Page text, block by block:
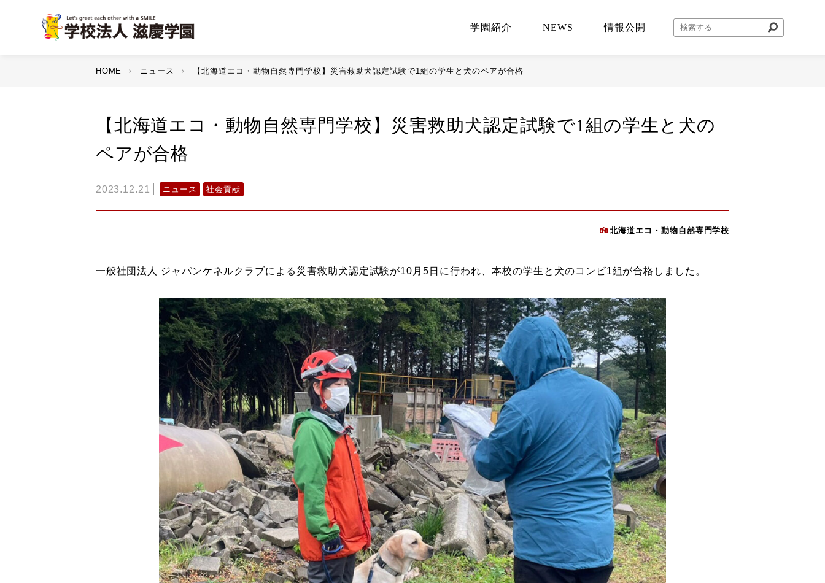
学園紹介 NEWS 情報公開
HOME ニュース 【北海道エコ・動物自然専門学校】災害救助犬認定試験で1組の学生と犬のペアが合格
【北海道エコ・動物自然専門学校】災害救助犬認定試験で1組の学生と犬の
ペアが合格
2023.12.21 ニュース 社会貢献
北海道エコ・動物自然専門学校
一般社団法人 ジャパンケネルクラブによる災害救助犬認定試験が10月5日に行われ、本校の学生と犬のコンビ1組が合格しました。